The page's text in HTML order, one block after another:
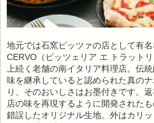
地元では石窯ピッツァの店として有
CERVO（ピッツェリア エ トラット
上続く老舗の南イタリア料理店。伝
味を継承していると認められた真の
り、そのおいしさはお墨付きです。
店の味を再現するように開発された
錯誤したオリジナル生地。外はカリ